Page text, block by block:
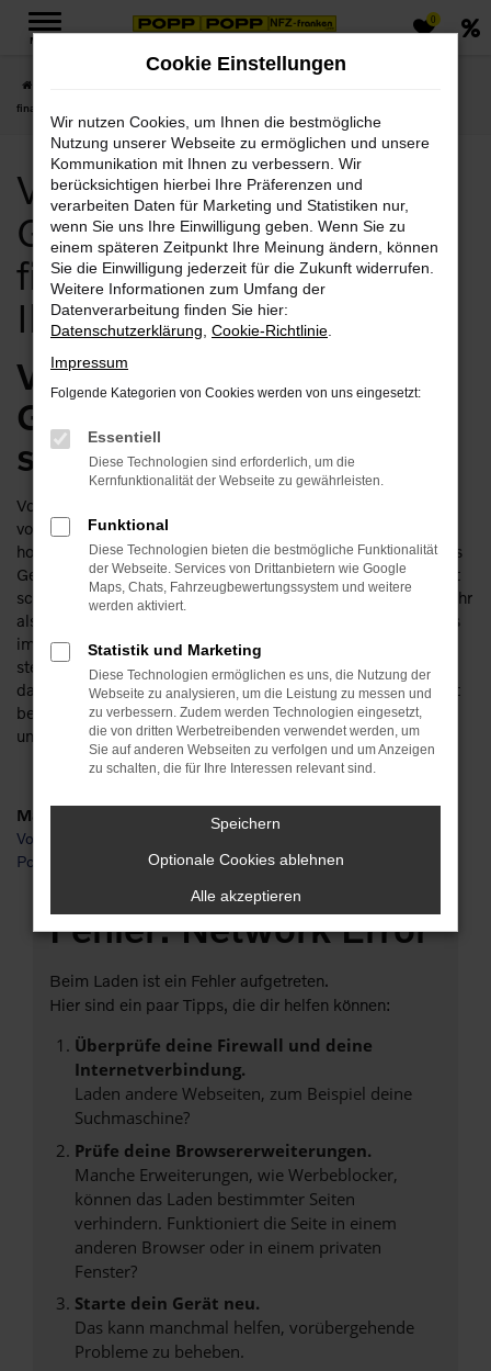
Zum
MENÜ
0
finanzieren exklusiv bei Ihrem Volvo Händler
Volvo V60
Gebrauchtwagen kaufen,
finanzieren exklusiv bei
Ihrem Volvo Händler
Volvo V60
Gebrauchtwagen –
sprechen Sie uns an
Volvo V60 Gebrauchtwagen sind bei uns in großer Zahl
vorhanden und erweisen sich als überaus langlebig und
hochwertig. Bei diesem Hersteller geht man beim Kauf eines
Gebrauchten nahezu keinen Kompromiss ein, da die Qualität
schlichtweg herausragend ist. Unser Unternehmen hat in mehr
als 110 Jahren auf dem Markt einen enormen Expertenstatus
im Bereich von Volvo V60 Gebrauchtwagen erworben und
stellt natürlich sicher, dass Sie exakt das Fahrzeug erhalten,
das zu Ihnen passt. Am Anfang jeder Kundenbeziehung steht
bei uns die Beratung. Wir nehmen diesen Aspekt sehr ernst
und gehen genau und ehrlich auf all Ihre Fragen ein.
Marken
Volvo
Polestar
Fehler: Network Error
Beim Laden ist ein Fehler aufgetreten.
Hier sind ein paar Tipps, die dir helfen können:
Überprüfe deine Firewall und deine
Internetverbindung.
Laden andere Webseiten, zum Beispiel deine
Suchmaschine?
Prüfe deine Browsererweiterungen.
Manche Erweiterungen, wie Werbeblocker,
können das Laden bestimmter Seiten
verhindern. Funktioniert die Seite in einem
anderen Browser oder in einem privaten
Fenster?
Starte dein Gerät neu.
Das kann manchmal helfen, vorübergehende
Probleme zu beheben.
Cookie Einstellungen
Wir nutzen Cookies, um Ihnen die bestmögliche
Nutzung unserer Webseite zu ermöglichen und unsere
Kommunikation mit Ihnen zu verbessern. Wir
berücksichtigen hierbei Ihre Präferenzen und
verarbeiten Daten für Marketing und Statistiken nur,
wenn Sie uns Ihre Einwilligung geben. Wenn Sie zu
einem späteren Zeitpunkt Ihre Meinung ändern, können
Sie die Einwilligung jederzeit für die Zukunft widerrufen.
Weitere Informationen zum Umfang der
Datenverarbeitung finden Sie hier:
Datenschutzerklärung Cookie-Richtlinie
Impressum
Folgende Kategorien von Cookies werden von uns eingesetzt:
Essentiell
Diese Technologien sind erforderlich, um die
Kernfunktionalität der Webseite zu gewährleisten.
Funktional
Diese Technologien bieten die bestmögliche Funktionalität
der Webseite. Services von Drittanbietern wie Google
Maps, Chats, Fahrzeugbewertungssystem und weitere
werden aktiviert.
Statistik und Marketing
Diese Technologien ermöglichen es uns, die Nutzung der
Webseite zu analysieren, um die Leistung zu messen und
zu verbessern. Zudem werden Technologien eingesetzt,
die von dritten Werbetreibenden verwendet werden, um
Sie auf anderen Webseiten zu verfolgen und um Anzeigen
zu schalten, die für Ihre Interessen relevant sind.
Speichern
Optionale Cookies ablehnen
Alle akzeptieren